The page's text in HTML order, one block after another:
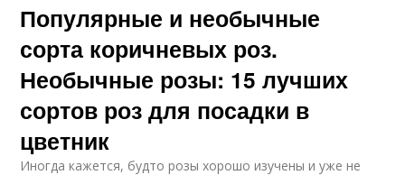
Популярные и необычные
сорта коричневых роз.
Необычные розы: 15 лучших
сортов роз для посадки в
цветник
Иногда кажется, будто розы хорошо изучены и уже не